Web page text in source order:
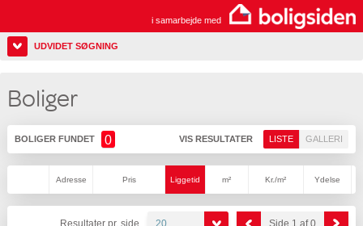
i samarbejde med
UDVIDET SØGNING
Boliger
BOLIGER FUNDET 0 VIS RESULTATER LISTE GALLERI
Adresse Pris Liggetid m² Kr./m² Ydelse
Resultater pr. side 20 Side 1 af 0